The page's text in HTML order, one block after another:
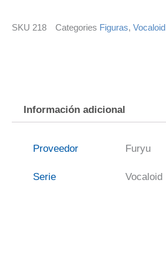
SKU 218 Categories Figuras, Vocaloid
Información adicional
Proveedor Furyu
Serie Vocaloid